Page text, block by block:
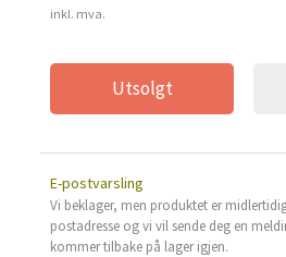
inkl. mva.
Utsolgt
E-postvarsling
Vi beklager, men produktet er
postadresse og vi vil sende deg en
kommer tilbake på lager igjen.